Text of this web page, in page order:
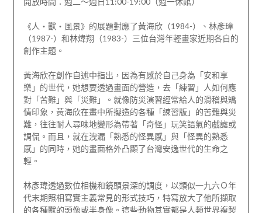
《人‧獸‧風景》的展題對應了黃海欣（1984-）、林彥瑋
（1987-）和林煒翔（1983-）三位台灣年輕畫家近期各自的
創作主題。
黃海欣在創作自述中指出，因為有感於自己身為「安和享
樂」的世代，她想要透過畫面的營造，去「練習」人如何應
對「苦難」與「災難」。就像防災演習經常給人的滑稽與矯
情印象，黃海欣在畫中所擬造的各種「練習版」的苦難與災
難，往往耐人尋味地變形為帶著「奇怪」玩笑語氣的戲謔或
調侃。而且，就在洩漏「熟悉的怪異感」與「怪異的熟悉
感」的同時，她的畫面格外凸顯了台灣安逸世代的生命之
輕。
林彥瑋透過數位相機和鏡頭景深的調度，以類似一九六Ｏ年
代末期照相寫實主義常見的形式技巧，特寫放大了他所擷取
的各種獸的頭像或半身像。這些動物其實都是人類世界複製